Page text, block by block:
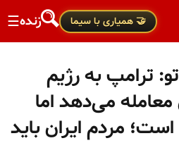
🤝 همیاری با سیما زنده☰
ترامپ به رژیم
معامله می‌دهد اما
مردم ایران باید